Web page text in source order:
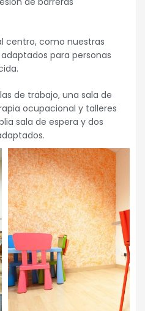
centro, como nuestras
para personas
de trabajo, una sala de
ocupacional y talleres
sala de espera y dos